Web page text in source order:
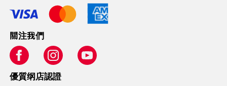
關注我們
優質纲店認證